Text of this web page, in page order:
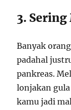
3.
Banyak
padahal
pankreas.
lonjakan
kamu jadi